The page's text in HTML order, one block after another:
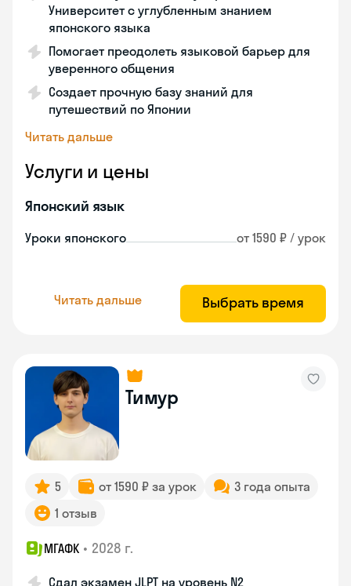
Университет с углубленным знанием
японского языка
Помогает преодолеть языковой барьер для
уверенного общения
Создает прочную базу знаний для
путешествий по Японии
Читать дальше
Услуги и цены
Японский язык
Уроки японского от 1590 ₽ / урок
Читать дальше Выбрать время
Тимур
5 от 1590 ₽ за урок
3 года опыта
1 отзыв
МГАФК • 2028 г.
Сдал экзамен JLPT на уровень N2